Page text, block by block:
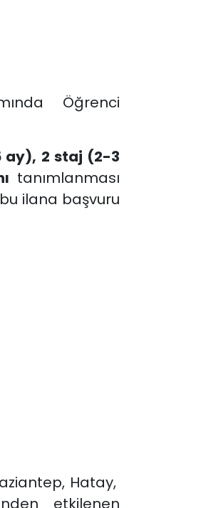
Öğrenci
ay), 2 staj (2-3
tanımlanması
ilana başvuru
Hatay,
etkilenen